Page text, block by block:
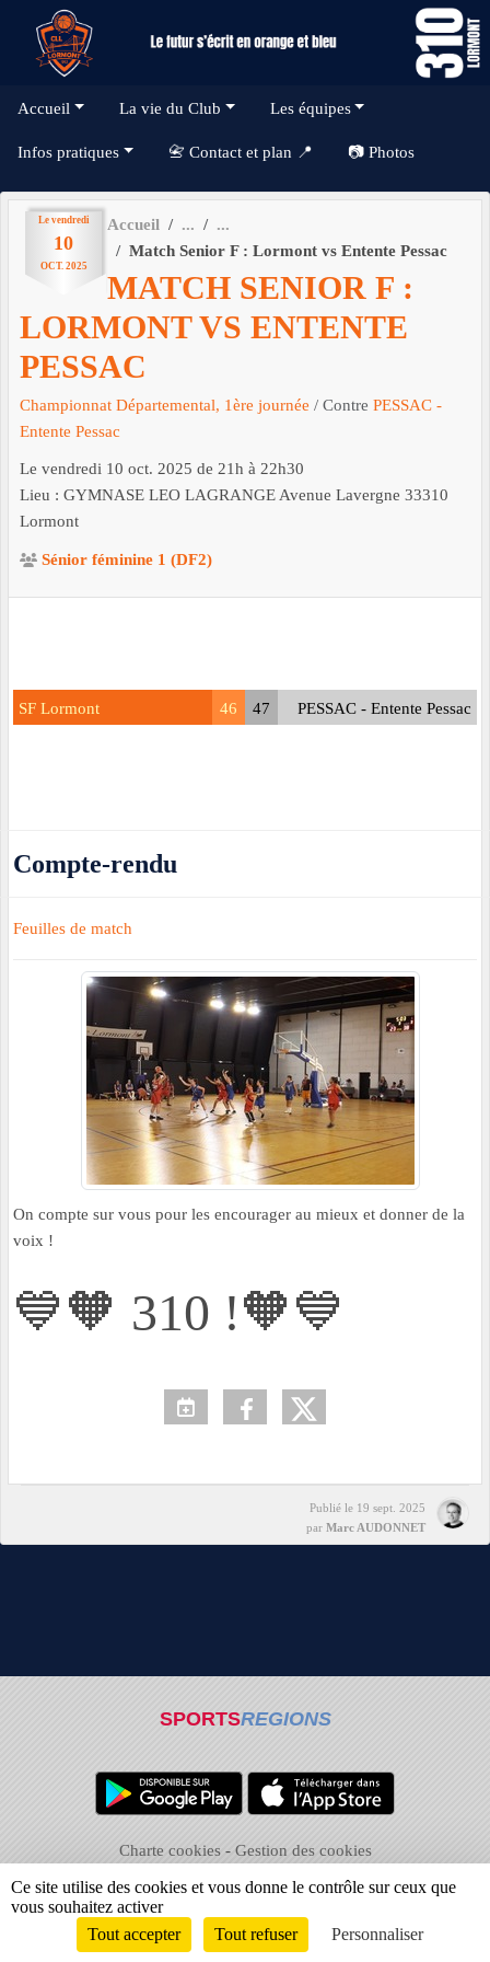
Accueil La vie du Club Les équipes
Infos pratiques 📇 Contact et plan 📍 📷 Photos
Le vendredi
10
OCT. 2025
Accueil
Match Senior F : Lormont vs Entente Pessac
MATCH SENIOR F :
LORMONT VS ENTENTE
PESSAC
Championnat Départemental, 1ère journée / Contre PESSAC -
Entente Pessac
Le vendredi 10 oct. 2025 de 21h à 22h30
Lieu : GYMNASE LEO LAGRANGE Avenue Lavergne 33310
Lormont
Sénior féminine 1 (DF2)
SF Lormont 46 47 PESSAC - Entente Pessac
Compte-rendu
Feuilles de match
On compte sur vous pour les encourager au mieux et donner de la
voix !
💙🧡 310 !🧡💙
Publié le 19 sept. 2025
par Marc AUDONNET
SPORTSREGIONS
Charte cookies
Gestion des cookies
Informations légales
Signaler un contenu inapproprié
Envie de participer ? CONNEXION
Panneau de gestion des cookies
Ce site utilise des cookies et vous donne le contrôle sur ceux que
vous souhaitez activer
Tout accepter
Tout refuser Personnaliser